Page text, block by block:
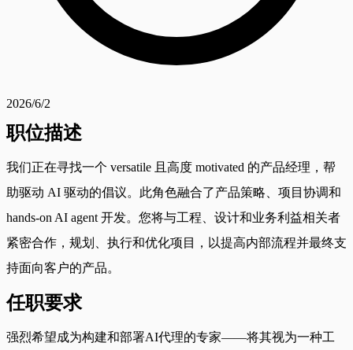
2026/6/2
职位描述
我们正在寻找一个 versatile 且高度 motivated 的产品经理，帮
助驱动 AI 驱动的倡议。此角色融合了产品策略、项目协调和
hands-on AI agent 开发。您将与工程、设计和业务利益相关者
紧密合作，规划、执行和优化项目，以提高内部流程并最终支
持面向客户的产品。
任职要求
强烈希望成为构建和部署AI代理的专家——将其视为一种工